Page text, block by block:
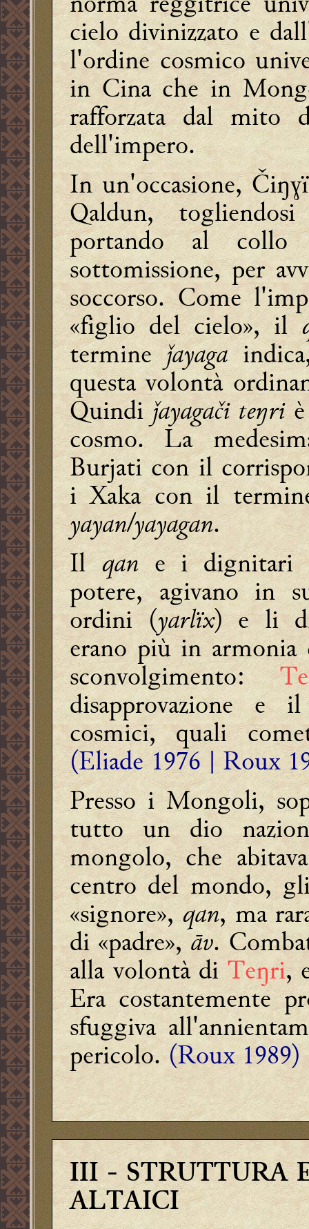
cielo divinizzato e
l'ordine cosmico
in Cina che in
rafforzata dal mito
dell'impero.
In un'occasione,
Qaldun,
portando al
sottomissione, per
soccorso. Come
«figlio del cielo», il
termineǰayaga
questa volontà
Quindi ǰayagači teŋriè
cosmo. La
Burjati con il
i Xaka con il
yayan/yayagan.
Ilqane i dignitari
potere, agivano in
ordini (yarlïx) e li
erano più in
sconvolgimento:
disapprovazione e
cosmici, quali
(Eliade 1976 | Roux
Presso i Mongoli,
tutto un dio
mongolo, che
centro del mondo,
«signore»,qan, ma
di «padre»,āv.
alla volontà diTeŋri,
Era costantemente
sfuggiva
pericolo.(Roux 1989)
III- STRUTTURA
ALTAICI